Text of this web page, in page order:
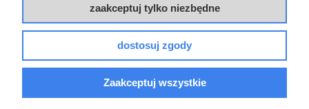
PAFFONI LIGHT
LIG168NO BATERIA
PRYSZNICOWA
zaakceptuj tylko niezbędne
dostosuj zgody
Zaakceptuj wszystkie